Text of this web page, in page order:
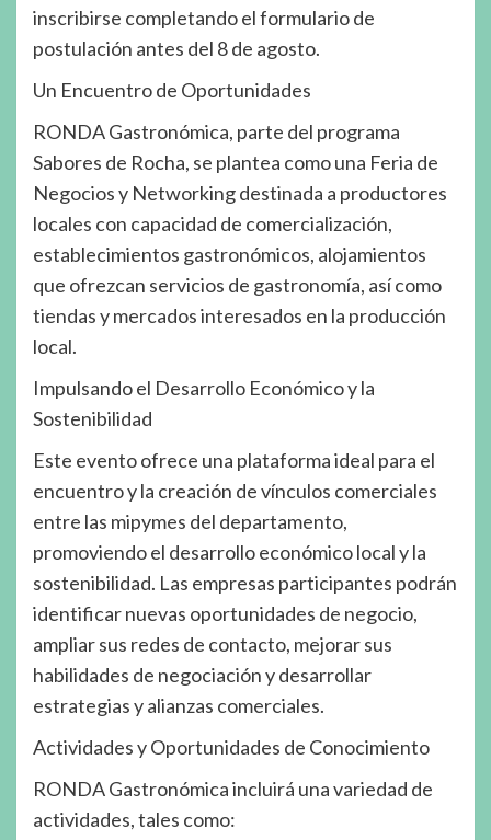
inscribirse completando el formulario de
postulación antes del 8 de agosto.
Un Encuentro de Oportunidades
RONDA Gastronómica, parte del programa
Sabores de Rocha, se plantea como una Feria de
Negocios y Networking destinada a productores
locales con capacidad de comercialización,
establecimientos gastronómicos, alojamientos
que ofrezcan servicios de gastronomía, así como
tiendas y mercados interesados en la producción
local.
Impulsando el Desarrollo Económico y la
Sostenibilidad
Este evento ofrece una plataforma ideal para el
encuentro y la creación de vínculos comerciales
entre las mipymes del departamento,
promoviendo el desarrollo económico local y la
sostenibilidad. Las empresas participantes podrán
identificar nuevas oportunidades de negocio,
ampliar sus redes de contacto, mejorar sus
habilidades de negociación y desarrollar
estrategias y alianzas comerciales.
Actividades y Oportunidades de Conocimiento
RONDA Gastronómica incluirá una variedad de
actividades, tales como: